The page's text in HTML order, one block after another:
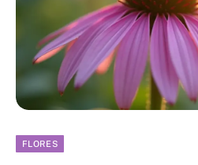
FLORES